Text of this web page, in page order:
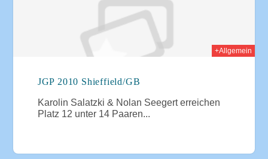
+Allgemein
JGP 2010 Shieffield/GB
Karolin Salatzki & Nolan Seegert erreichen
Platz 12 unter 14 Paaren...